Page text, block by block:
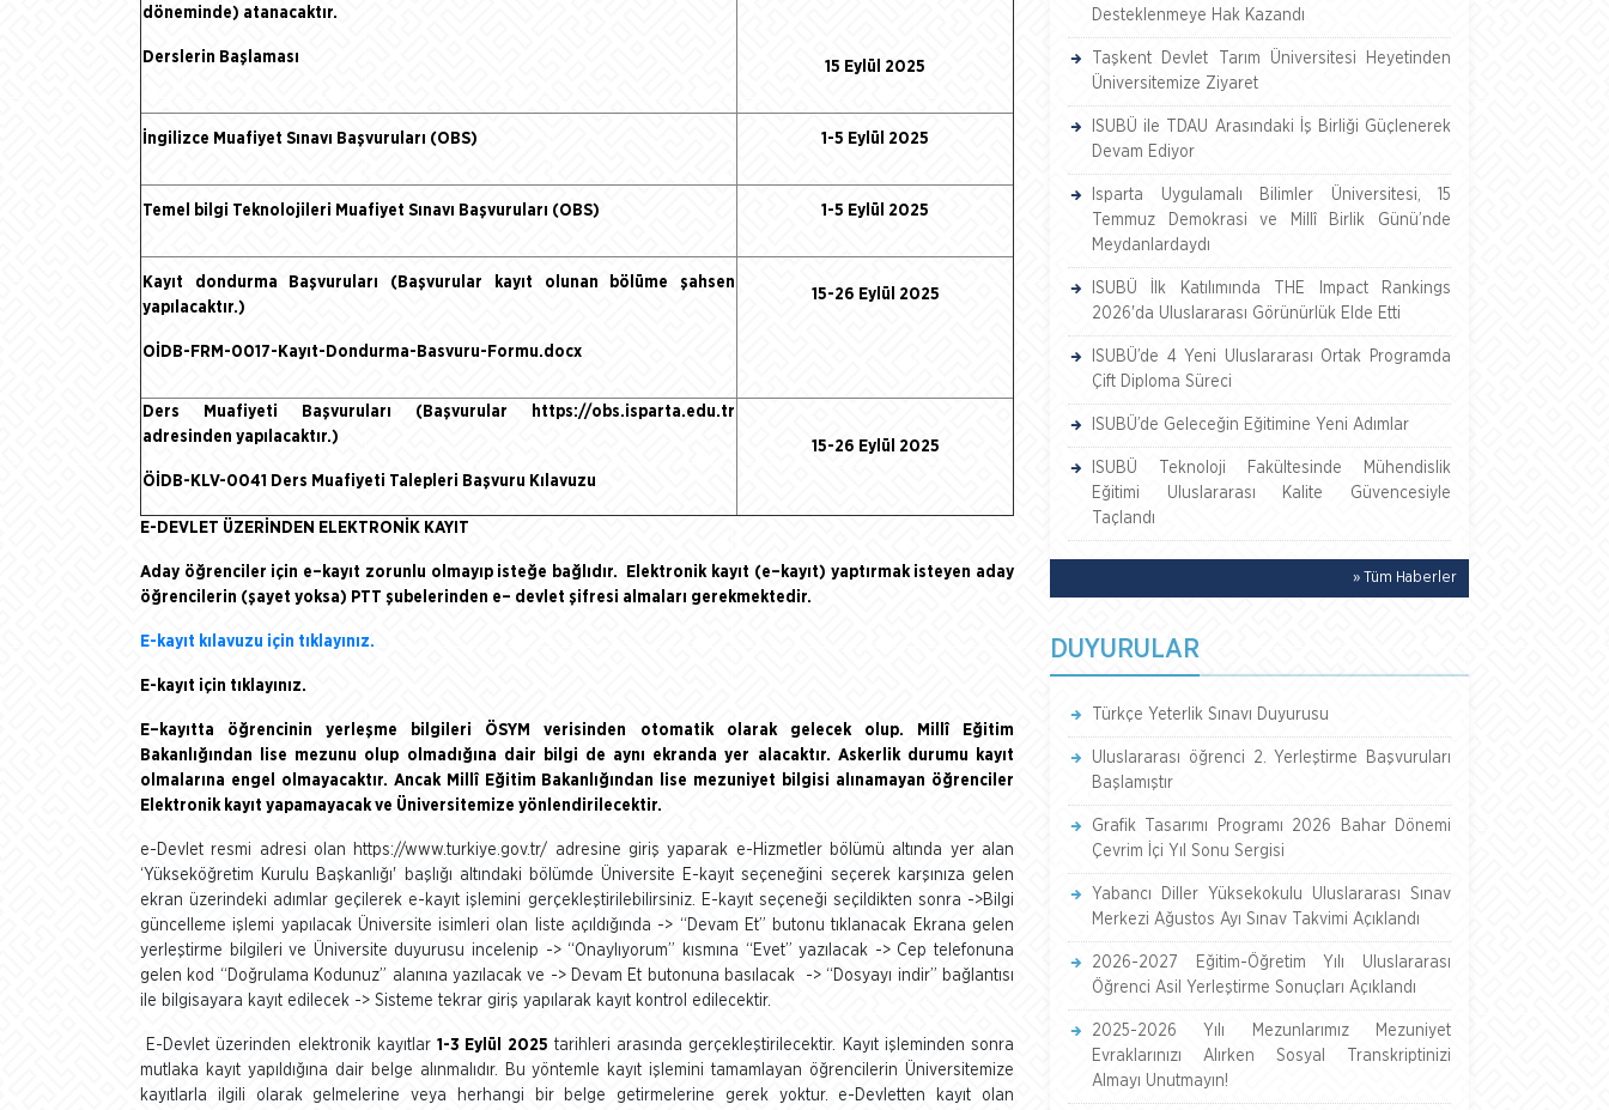
döneminde) atanacaktır.
Derslerin Başlaması
15 Eylül 2025
İngilizce Muafiyet Sınavı Başvuruları (OBS) 1-5 Eylül 2025
Temel bilgi Teknolojileri Muafiyet Sınavı Başvuruları (OBS) 1-5 Eylül 2025
Kayıt dondurma Başvuruları (Başvurular kayıt olunan bölüme şahsen
yapılacaktır.)
OİDB-FRM-0017-Kayıt-Dondurma-Basvuru-Formu.docx
15-26 Eylül 2025
Ders Muafiyeti Başvuruları (Başvurular
https://obs.isparta.edu.tr
adresinden yapılacaktır.)
ÖİDB-KLV-0041 Ders Muafiyeti Talepleri Başvuru Kılavuzu
15-26 Eylül 2025
E-DEVLET ÜZERİNDEN ELEKTRONİK KAYIT
Aday öğrenciler için e–kayıt zorunlu olmayıp isteğe bağlıdır. Elektronik kayıt (e–kayıt) yaptırmak isteyen aday
öğrencilerin (şayet yoksa) PTT şubelerinden e– devlet şifresi almaları gerekmektedir.
E-kayıt kılavuzu için tıklayınız.
E-kayıt için tıklayınız.
E–kayıtta öğrencinin yerleşme bilgileri ÖSYM verisinden otomatik olarak gelecek olup. Millî Eğitim
Bakanlığından lise mezunu olup olmadığına dair bilgi de aynı ekranda yer alacaktır. Askerlik durumu kayıt
olmalarına engel olmayacaktır. Ancak Millî Eğitim Bakanlığından lise mezuniyet bilgisi alınamayan öğrenciler
Elektronik kayıt yapamayacak ve Üniversitemize yönlendirilecektir.
e-Devlet resmi adresi olan https://www.turkiye.gov.tr/ adresine giriş yaparak e-Hizmetler bölümü altında yer alan
‘Yükseköğretim Kurulu Başkanlığı' başlığı altındaki bölümde Üniversite E-kayıt seçeneğini seçerek karşınıza gelen
ekran üzerindeki adımlar geçilerek e-kayıt işlemini gerçekleştirilebilirsiniz. E-kayıt seçeneği seçildikten sonra ->Bilgi
güncelleme işlemi yapılacak Üniversite isimleri olan liste açıldığında -> “Devam Et” butonu tıklanacak Ekrana gelen
yerleştirme bilgileri ve Üniversite duyurusu incelenip -> “Onaylıyorum” kısmına “Evet” yazılacak -> Cep telefonuna
gelen kod “Doğrulama Kodunuz” alanına yazılacak ve -> Devam Et butonuna basılacak -> “Dosyayı indir” bağlantısı
ile bilgisayara kayıt edilecek -> Sisteme tekrar giriş yapılarak kayıt kontrol edilecektir.
E-Devlet üzerinden elektronik kayıtlar1-3 Eylül 2025 tarihleri arasında gerçekleştirilecektir. Kayıt işleminden sonra
mutlaka kayıt yapıldığına dair belge alınmalıdır. Bu yöntemle kayıt işlemini tamamlayan öğrencilerin Üniversitemize
kayıtlarla ilgili olarak gelmelerine veya herhangi bir belge getirmelerine gerek yoktur. e-Devletten kayıt olan
Desteklenmeye Hak Kazandı
Taşkent Devlet Tarım Üniversitesi Heyetinden
Üniversitemize Ziyaret
ISUBÜ ile TDAU Arasındaki İş Birliği Güçlenerek
Devam Ediyor
Isparta Uygulamalı Bilimler Üniversitesi, 15
Temmuz Demokrasi ve Millî Birlik Günü’nde
Meydanlardaydı
ISUBÜ İlk Katılımında THE Impact Rankings
2026'da Uluslararası Görünürlük Elde Etti
ISUBÜ’de 4 Yeni Uluslararası Ortak Programda
Çift Diploma Süreci
ISUBÜ’de Geleceğin Eğitimine Yeni Adımlar
ISUBÜ Teknoloji Fakültesinde Mühendislik
Eğitimi Uluslararası Kalite Güvencesiyle
Taçlandı
» Tüm Haberler
DUYURULAR
Türkçe Yeterlik Sınavı Duyurusu
Uluslararası öğrenci 2. Yerleştirme Başvuruları
Başlamıştır
Grafik Tasarımı Programı 2026 Bahar Dönemi
Çevrim İçi Yıl Sonu Sergisi
Yabancı Diller Yüksekokulu Uluslararası Sınav
Merkezi Ağustos Ayı Sınav Takvimi Açıklandı
2026-2027 Eğitim-Öğretim Yılı Uluslararası
Öğrenci Asil Yerleştirme Sonuçları Açıklandı
2025-2026 Yılı Mezunlarımız Mezuniyet
Evraklarınızı Alırken Sosyal Transkriptinizi
Almayı Unutmayın!